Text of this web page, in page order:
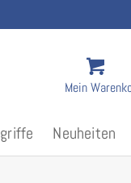
Mein
Neuheiten